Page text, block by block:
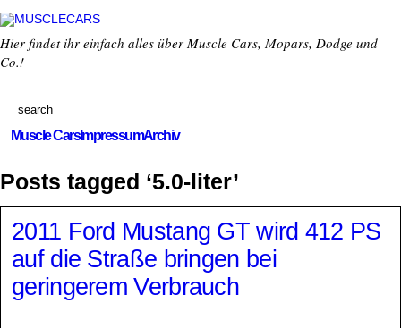
Hier findet ihr einfach alles über Muscle Cars, Mopars, Dodge und
Co.!
Muscle CarsImpressumArchiv
Posts tagged ‘5.0-liter’
2011 Ford Mustang GT wird 412 PS
auf die Straße bringen bei
geringerem Verbrauch